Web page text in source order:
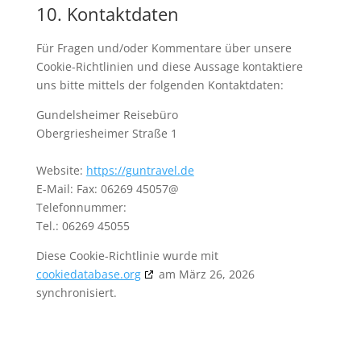
10. Kontaktdaten
Für Fragen und/oder Kommentare über unsere
Cookie-Richtlinien und diese Aussage kontaktiere
uns bitte mittels der folgenden Kontaktdaten:
Gundelsheimer Reisebüro
Obergriesheimer Straße 1
Website: https://guntravel.de
E-Mail: Fax: 06269 45057@
Telefonnummer:
Tel.: 06269 45055
Diese Cookie-Richtlinie wurde mit
cookiedatabase.org
am März 26, 2026
synchronisiert.